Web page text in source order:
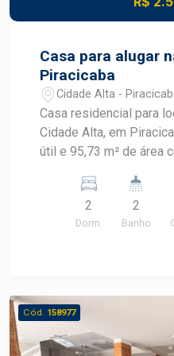
praticidade e
Casa para alugar
Piracicaba
Cidade Alta -
Casa residencial para
Cidade Alta, em
útil e 95,73 m² de área
armários, oferecendo
estratégica. CARACTERÍSTICAS DO IMÓVEL -
Área útil de 132 m² -
momentos de lazer e
para confraternizações
contribuem para a
2
Dorm.
2
Banho
Cód. 158977